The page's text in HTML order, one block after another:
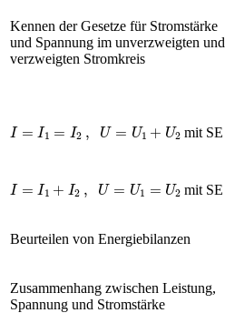
Kennen der Gesetze für Stromstärke
und Spannung im unverzweigten und
verzweigten Stromkreis
I= = U U1 U2 mit SE
I= + U U1 U2 mit SE
Beurteilen von Energiebilanzen
Zusammenhang zwischen Leistung,
Spannung und Stromstärke